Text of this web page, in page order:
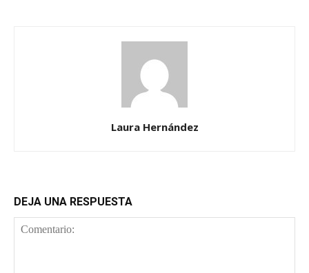
Laura Hernández
DEJA UNA RESPUESTA